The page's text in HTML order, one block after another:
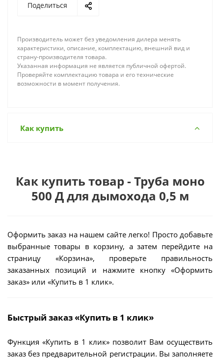
Поделиться
Производитель может без уведомления дилера менять
характеристики, описание, комплектацию, внешний вид и
страну-производителя товара.
Указанная информация не является публичной офертой.
Проверяйте комплектацию товара и его технические
возможности в момент получения.
Как купить
Как купить товар - Труба моно
500 Д для дымохода 0,5 м
Оформить заказ на нашем сайте легко! Просто добавьте
выбранные товары в корзину, а затем перейдите на
страницу «Корзина», проверьте правильность
заказанных позиций и нажмите кнопку «Оформить
заказ» или «Купить в 1 клик».
Быстрый заказ «Купить в 1 клик»
Функция «Купить в 1 клик» позволит Вам осуществить
заказ без предварительной регистрации. Вы заполняете